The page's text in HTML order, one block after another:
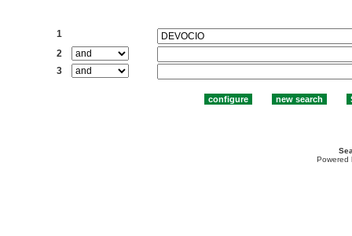
1
2
3